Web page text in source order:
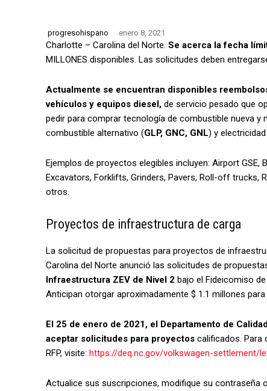
progresohispano enero 8, 2021
Charlotte – Carolina del Norte. Se acerca la fecha
MILLONES disponibles. Las solicitudes deben
Actualmente se encuentran disponibles
vehículos y equipos diesel, de servicio pesado que
pedir para comprar tecnología de combustible nueva
combustible alternativo (GLP, GNC, GNL) y electricidad
Ejemplos de proyectos elegibles incluyen: Airport
Excavators, Forklifts, Grinders, Pavers, Roll-off trucks,
otros.
Proyectos de infraestructura de carga
La solicitud de propuestas para proyectos de
Carolina del Norte anunció las solicitudes de
Infraestructura ZEV de Nivel 2 bajo el Fideicomiso
Anticipan otorgar aproximadamente $ 1.1 millones
El 25 de enero de 2021, el Departamento de
aceptar solicitudes para proyectos calificados. Para
RFP, visite: https://deq.nc.gov/volkswagen-settlement/
Actualice sus suscripciones, modifique su contraseña